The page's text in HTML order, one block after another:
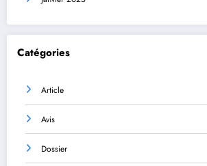
Catégories
Article
Avis
Dossier